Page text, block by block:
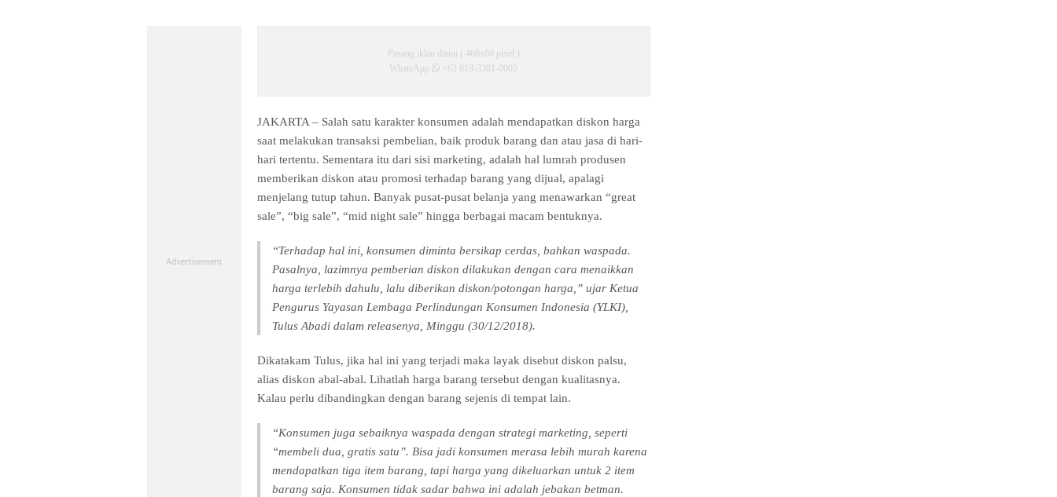
Pasang iklan disini ( 468x60 pixel )
WhatsApp
+62 819-3301-0005
JAKARTA – Salah satu karakter konsumen adalah mendapatkan diskon harga
saat melakukan transaksi pembelian, baik produk barang dan atau jasa di hari-
hari tertentu. Sementara itu dari sisi marketing, adalah hal lumrah produsen
memberikan diskon atau promosi terhadap barang yang dijual, apalagi
menjelang tutup tahun. Banyak pusat-pusat belanja yang menawarkan “great
sale”, “big sale”, “mid night sale” hingga berbagai macam bentuknya.
“Terhadap hal ini, konsumen diminta bersikap cerdas, bahkan waspada.
Pasalnya, lazimnya pemberian diskon dilakukan dengan cara menaikkan
harga terlebih dahulu, lalu diberikan diskon/potongan harga,” ujar Ketua
Pengurus Yayasan Lembaga Perlindungan Konsumen Indonesia (YLKI),
Tulus Abadi dalam releasenya, Minggu (30/12/2018).
Dikatakam Tulus, jika hal ini yang terjadi maka layak disebut diskon palsu,
alias diskon abal-abal. Lihatlah harga barang tersebut dengan kualitasnya.
Kalau perlu dibandingkan dengan barang sejenis di tempat lain.
“Konsumen juga sebaiknya waspada dengan strategi marketing, seperti
“membeli dua, gratis satu”. Bisa jadi konsumen merasa lebih murah karena
mendapatkan tiga item barang, tapi harga yang dikeluarkan untuk 2 item
barang saja. Konsumen tidak sadar bahwa ini adalah jebakan betman.